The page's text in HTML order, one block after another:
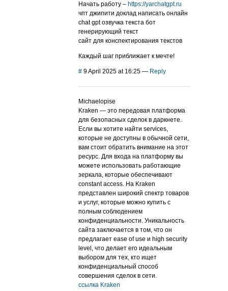
Начать работу – https://yarchatgpt.ru
чпт джипити доклад написать онлайн
chat gpt озвучка текста бот
генерирующий текст
сайт для конспектирования текстов
Каждый шаг приближает к мечте!
# 9 April 2025 at 16:25 — Reply
Michaelopise
Kraken — это передовая платформа
для безопасных сделок в даркнете.
Если вы хотите найти services,
которые не доступны в обычной сети,
вам стоит обратить внимание на этот
ресурс. Для входа на платформу вы
можете использовать работающие
зеркала, которые обеспечивают
constant access. На Kraken
представлен широкий спектр товаров
и услуг, которые можно купить с
полным соблюдением
конфиденциальности. Уникальность
сайта заключается в том, что он
предлагает ease of use и high security
level, что делает его идеальным
выбором для тех, кто ищет
конфиденциальный способ
совершения сделок в сети.
ссылка Kraken